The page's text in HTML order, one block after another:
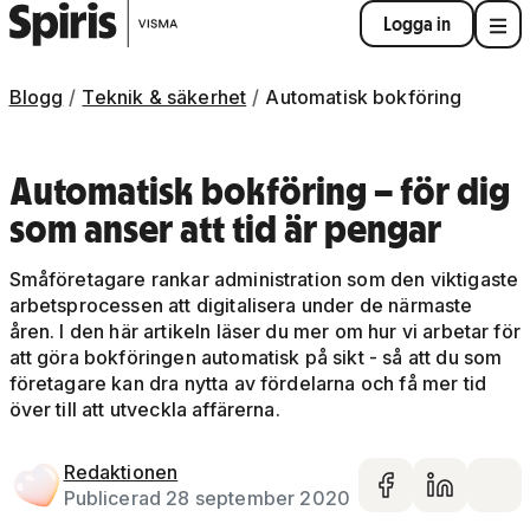
Logga in
Blogg Teknik & säkerhet Automatisk bokföring
Automatisk bokföring – för dig
som anser att tid är pengar
Småföretagare rankar administration som den viktigaste
arbetsprocessen att digitalisera under de närmaste
åren. I den här artikeln läser du mer om hur vi arbetar för
att göra bokföringen automatisk på sikt - så att du som
företagare kan dra nytta av fördelarna och få mer tid
över till att utveckla affärerna.
Redaktionen
Publicerad 28 september 2020
Dela på
Dela